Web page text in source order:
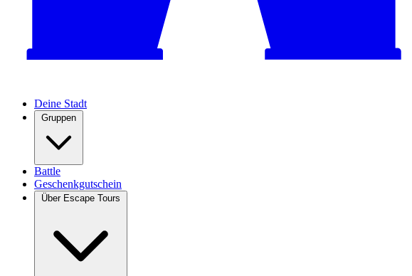
Deine Stadt
Gruppen
Battle
Geschenkgutschein
Über Escape Tours